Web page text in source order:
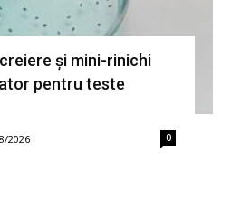
și mini-rinichi
pentru teste
2026 0